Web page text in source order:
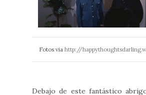
Fotos via http://
Debajo de este fantástico